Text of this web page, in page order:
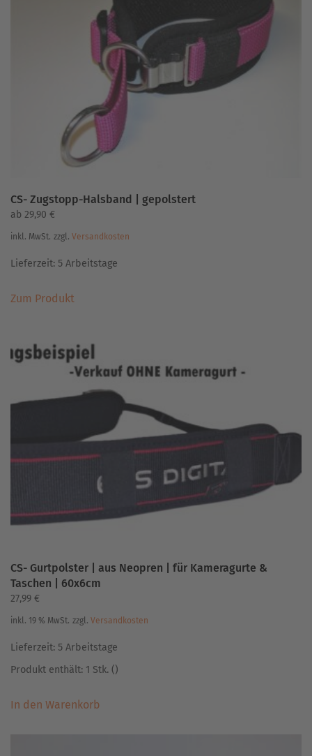
Optionen
können
Produktseite
gewählt
werden
CS- Zugstopp-Halsband | gepolstert
ab 29,90 €
inkl. MwSt. zzgl. Versandkosten
Lieferzeit: 5 Arbeitstage
Zum ProduktProdukt
Varianten
auf.
Optionen
auf
der
Produktseite
gewählt
CS- Gurtpolster | aus Neopren | für Kameragurte &
Taschen | 60x6cm
27,99 €
inkl. 19 % MwSt. zzgl. Versandkosten
Lieferzeit: 5 Arbeitstage
Produkt enthält: 1 Stk. ()
In den Warenkorb